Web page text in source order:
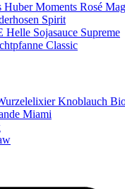
Huber Moments Rosé
Spirit
Sojasauce Supreme
Classic
Knoblauch
Miami